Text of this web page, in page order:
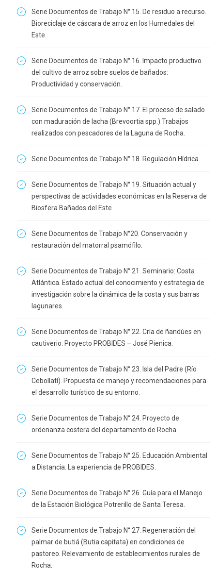
Serie Documentos de Trabajo N° 15. De residuo a recurso.
Bioreciclaje de cáscara de arroz en los Humedales del
Este.
Serie Documentos de Trabajo N° 16. Impacto productivo
del cultivo de arroz sobre suelos de bañados:
Productividad y conservación.
Serie Documentos de Trabajo N° 17. El proceso de salado
con maduración de lacha (Brevoortia spp.) Trabajos
realizados con pescadores de la Laguna de Rocha.
Serie Documentos de Trabajo N° 18. Regulación Hídrica.
Serie Documentos de Trabajo N° 19. Situación actual y
perspectivas de actividades económicas en la Reserva de
Biosfera Bañados del Este.
Serie Documentos de Trabajo N°20. Conservación y
restauración del matorral psamófilo.
Serie Documentos de Trabajo N° 21. Seminario: Costa
Atlántica. Estado actual del conocimiento y estrategia de
investigación sobre la dinámica de la costa y sus barras
lagunares.
Serie Documentos de Trabajo N° 22. Cría de ñandúes en
cautiverio. Proyecto PROBIDES – José Pienica.
Serie Documentos de Trabajo N° 23. Isla del Padre (Río
Cebollatí). Propuesta de manejo y recomendaciones para
el desarrollo turístico de su entorno.
Serie Documentos de Trabajo N° 24. Proyecto de
ordenanza costera del departamento de Rocha.
Serie Documentos de Trabajo N° 25. Educación Ambiental
a Distancia. La experiencia de PROBIDES.
Serie Documentos de Trabajo N° 26. Guía para el Manejo
de la Estación Biológica Potrerillo de Santa Teresa.
Serie Documentos de Trabajo N° 27. Regeneración del
palmar de butiá (Butia capitata) en condiciones de
pastoreo. Relevamiento de establecimientos rurales de
Rocha.